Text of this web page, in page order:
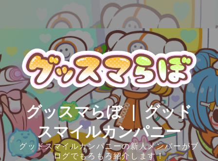
グッスマらぼ ｜ グッド
スマイルカンパニー
グッドスマイルカンパニーの新人メンバーがブ
ログでもろもろ紹介します！